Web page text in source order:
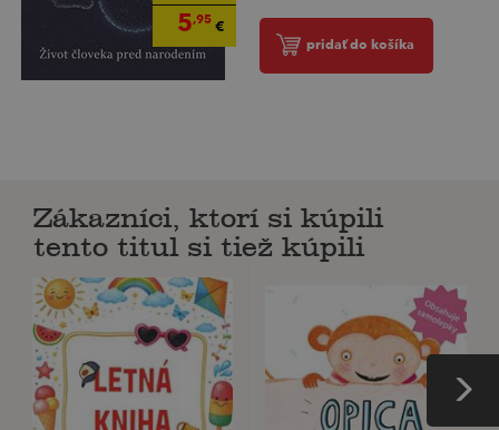
5,95 €
pridať do košíka
Zákazníci, ktorí si kúpili
tento titul si tiež kúpili